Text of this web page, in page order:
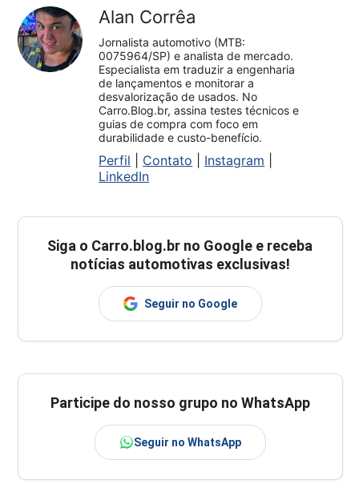
Alan Corrêa
Jornalista automotivo (MTB:
0075964/SP) e analista de mercado.
Especialista em traduzir a engenharia
de lançamentos e monitorar a
desvalorização de usados. No
Carro.Blog.br, assina testes técnicos e
guias de compra com foco em
durabilidade e custo-benefício.
Perfil Contato Instagram
LinkedIn
Siga o Carro.blog.br no Google e receba
notícias automotivas exclusivas!
Seguir no Google
Participe do nosso grupo no WhatsApp
Seguir no WhatsApp